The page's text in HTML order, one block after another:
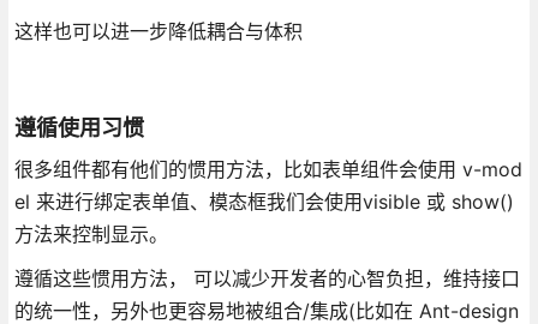
这样也可以进一步降低耦合与体积
遵循使用习惯
很多组件都有他们的惯用方法，比如表单组件会使用 v-mod
el 来进行绑定表单值、模态框我们会使用visible 或 show()
方法来控制显示。
遵循这些惯用方法， 可以减少开发者的心智负担，维持接口
的统一性，另外也更容易地被组合/集成(比如在 Ant-design